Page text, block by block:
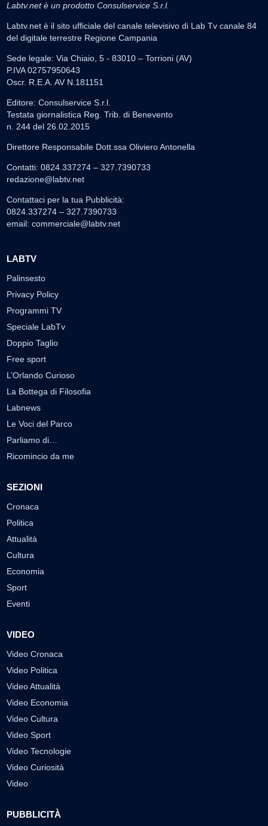
Labtv.net è un prodotto Consulservice S.r.l.
Labtv.net è il sito ufficiale del canale televisivo di Lab Tv canale 84
del digitale terrestre Regione Campania
Sede legale: Via Chiaio, 5 - 83010 – Torrioni (AV)
P.IVA 02757950643
Oscr. R.E.A. AV N.181151
Editore: Consulservice S.r.l.
Testata giornalistica Reg. Trib. di Benevento
n. 244 del 26.02.2015
Direttore Responsabile Dott.ssa Oliviero Antonella
Contatti: 0824.337274 – 327.7390733
redazione@labtv.net
Contattaci per la tua Pubblicità:
0824.337274 – 327.7390733
email: commerciale@labtv.net
LABTV
Palinsesto
Privacy Policy
Programmi TV
Speciale LabTv
Doppio Taglio
Free sport
L’Orlando Curioso
La Bottega di Filosofia
Labnews
Le Voci del Parco
Parliamo di…
Ricomincio da me
SEZIONI
Cronaca
Politica
Attualità
Cultura
Economia
Sport
Eventi
VIDEO
Video Cronaca
Video Politica
Video Attualità
Video Economia
Video Cultura
Video Sport
Video Tecnologie
Video Curiosità
Video
PUBBLICITÀ